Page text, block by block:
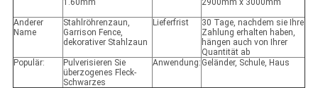
Anderer
Name
Stahlröhrenzaun,
Garrison Fence,
dekorativer Stahlzaun
Lieferfrist
30 Tage, nachdem sie Ihre
Zahlung erhalten haben,
hängen auch von Ihrer
Quantität ab
Populär:
Pulverisieren Sie
überzogenes Fleck-
Schwarzes
Anwendung: Geländer, Schule, Haus